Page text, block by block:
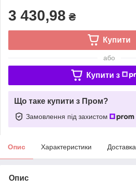
3 430,98 ₴
Купити
або
Купити з
Що таке купити з Пром?
Замовлення під захистом
Опис Характеристики Доставка
Опис